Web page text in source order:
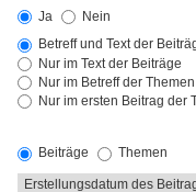
Ja
Nein
Betreff und Text der
Nur im Text der Beiträge
Nur im Betreff der Themen
Nur im ersten Beitrag der
Beiträge
Themen